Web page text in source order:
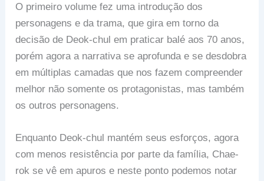
O primeiro volume fez uma introdução dos
personagens e da trama, que gira em torno da
decisão de Deok-chul em praticar balé aos 70 anos,
porém agora a narrativa se aprofunda e se desdobra
em múltiplas camadas que nos fazem compreender
melhor não somente os protagonistas, mas também
os outros personagens.
Enquanto Deok-chul mantém seus esforços, agora
com menos resistência por parte da família, Chae-
rok se vê em apuros e neste ponto podemos notar